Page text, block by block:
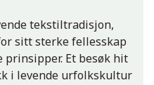
tekstiltradisjon,
sitt sterke fellesskap
prinsipper. Et besøk hit
i levende urfolkskultur